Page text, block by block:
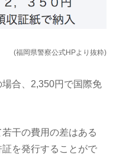
(福岡県警察公式HPより抜粋)
合、2,350円で国際免
干の費用の差はある
を発行することがで